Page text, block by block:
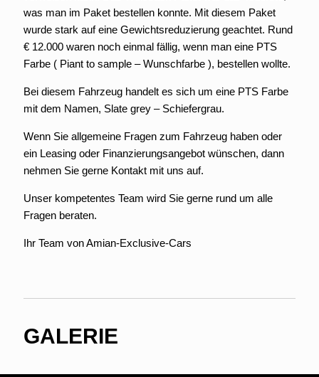
was man im Paket bestellen konnte. Mit diesem Paket
wurde stark auf eine Gewichtsreduzierung geachtet. Rund
€ 12.000 waren noch einmal fällig, wenn man eine PTS
Farbe ( Piant to sample – Wunschfarbe ), bestellen wollte.
Bei diesem Fahrzeug handelt es sich um eine PTS Farbe
mit dem Namen, Slate grey – Schiefergrau.
Wenn Sie allgemeine Fragen zum Fahrzeug haben oder
ein Leasing oder Finanzierungsangebot wünschen, dann
nehmen Sie gerne Kontakt mit uns auf.
Unser kompetentes Team wird Sie gerne rund um alle
Fragen beraten.
Ihr Team von Amian-Exclusive-Cars
GALERIE